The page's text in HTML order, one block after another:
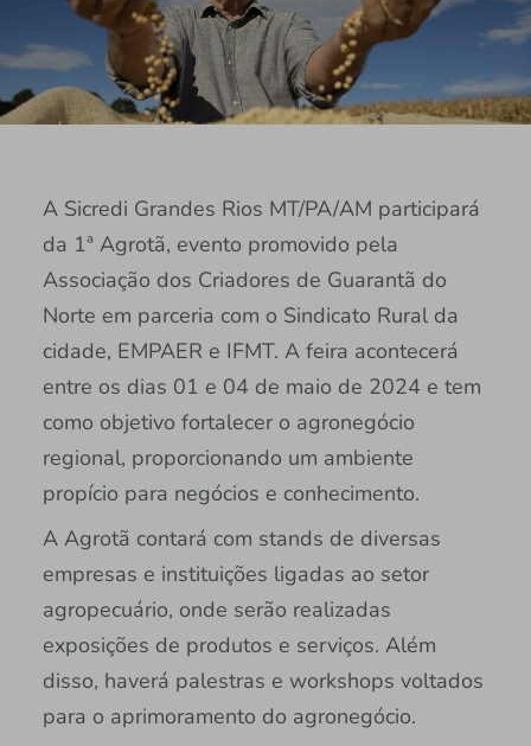
A Sicredi Grandes Rios MT/PA/AM participará
da 1ª Agrotã, evento promovido pela
Associação dos Criadores de Guarantã do
Norte em parceria com o Sindicato Rural da
cidade, EMPAER e IFMT. A feira acontecerá
entre os dias 01 e 04 de maio de 2024 e tem
como objetivo fortalecer o agronegócio
regional, proporcionando um ambiente
propício para negócios e conhecimento.
A Agrotã contará com stands de diversas
empresas e instituições ligadas ao setor
agropecuário, onde serão realizadas
exposições de produtos e serviços. Além
disso, haverá palestras e workshops voltados
para o aprimoramento do agronegócio.